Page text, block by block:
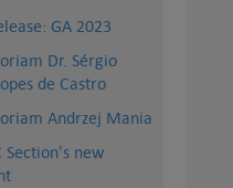
GA 2023
Dr. Sérgio
de Castro
Andrzej Mania
Section's new